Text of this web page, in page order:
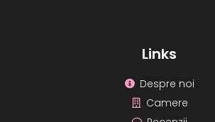
Links
Despre noi
Camere